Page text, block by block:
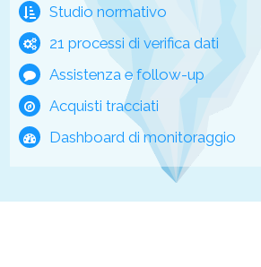
Studio normativo
21 processi di verifica dati
Assistenza e follow-up
Acquisti tracciati
Dashboard di monitoraggio